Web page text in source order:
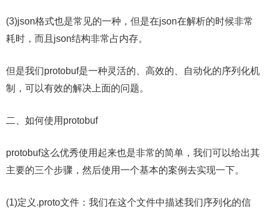
(3)json格式也是常见的一种，但是在json在解析的时候非常
耗时，而且json结构非常占内存。
但是我们protobuf是一种灵活的、高效的、自动化的序列化机
制，可以有效的解决上面的问题。
二、如何使用protobuf
protobuf这么优秀使用起来也是非常的简单，我们可以给出其
主要的三个步骤，然后使用一个基本的案例去实现一下。
(1)定义.proto文件：我们在这个文件中描述我们序列化的信